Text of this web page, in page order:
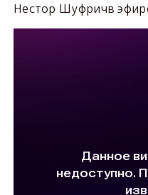
Нестор Шуфричв